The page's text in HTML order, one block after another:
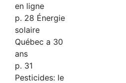
en ligne
p. 28 Énergie
solaire
Québec a 30
ans
p. 31
Pesticides: le